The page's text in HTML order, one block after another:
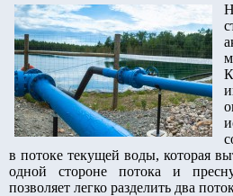
в потоке текущей воды, которая
одной стороне потока и
позволяет легко разделить два